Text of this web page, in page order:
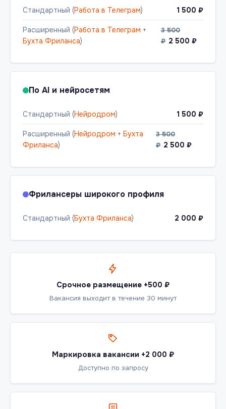
Стандартный (Работа в Телеграм) 1 500 ₽
Расширенный (Работа в Телеграм +
Бухта Фриланса)
3 500
₽ 2 500 ₽
По AI и нейросетям
Стандартный (Нейродром) 1 500 ₽
Расширенный (Нейродром + Бухта
Фриланса)
3 500
₽ 2 500 ₽
Фрилансеры широкого профиля
Стандартный (Бухта Фриланса) 2 000 ₽
Срочное размещение +500 ₽
Вакансия выходит в течение 30 минут
Маркировка вакансии +2 000 ₽
Доступно по запросу